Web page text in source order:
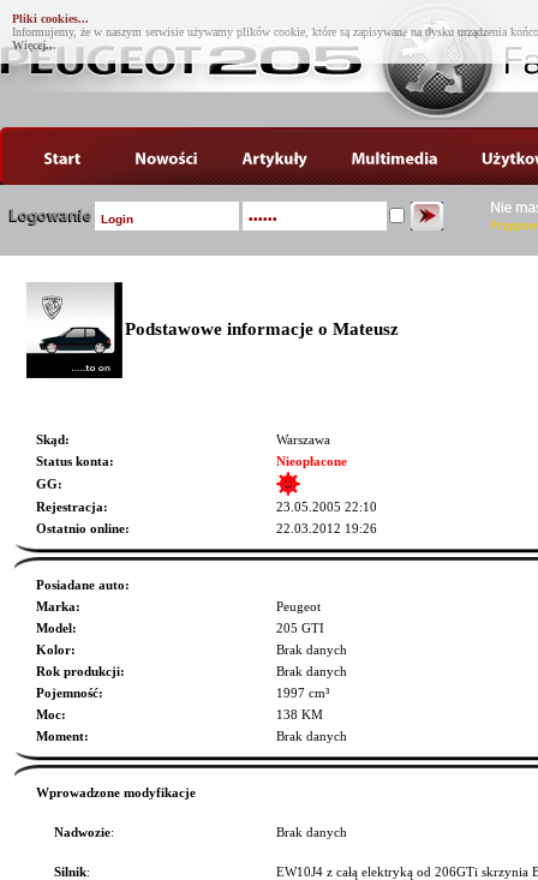
Pliki cookies...
Informujemy, że w naszym serwisie używamy plików cookie, które są zapisywane na dysku urządzenia
Więcej...
Podstawowe informacje o Mateusz
Skąd:
Warszawa
Status konta:
Nieopłacone
GG:
Rejestracja:
23.05.2005 22:10
Ostatnio online:
22.03.2012 19:26
Posiadane auto:
Marka:
Peugeot
Model:
205 GTI
Kolor:
Brak danych
Rok produkcji:
Brak danych
Pojemność:
1997 cm³
Moc:
138 KM
Moment:
Brak danych
Wprowadzone modyfikacje
Nadwozie: Brak danych
Silnik: EW10J4 z całą elektryką od 206GTi skrzynia